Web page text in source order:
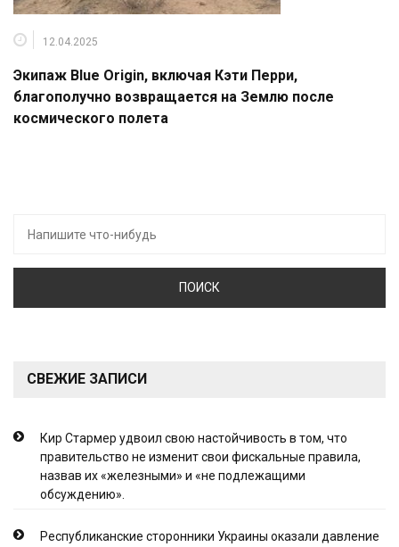
12.04.2025
Экипаж Blue Origin, включая Кэти Перри,
благополучно возвращается на Землю после
космического полета
СВЕЖИЕ ЗАПИСИ
Кир Стармер удвоил свою настойчивость в том, что
правительство не изменит свои фискальные правила,
назвав их «железными» и «не подлежащими
обсуждению».
Республиканские сторонники Украины оказали давление